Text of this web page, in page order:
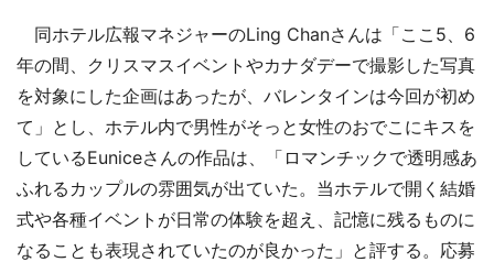
同ホテル広報マネジャーのLing Chanさんは「ここ5、6
年の間、クリスマスイベントやカナダデーで撮影した写真
を対象にした企画はあったが、バレンタインは今回が初め
て」とし、ホテル内で男性がそっと女性のおでこにキスを
しているEuniceさんの作品は、「ロマンチックで透明感あ
ふれるカップルの雰囲気が出ていた。当ホテルで開く結婚
式や各種イベントが日常の体験を超え、記憶に残るものに
なることも表現されていたのが良かった」と評する。応募